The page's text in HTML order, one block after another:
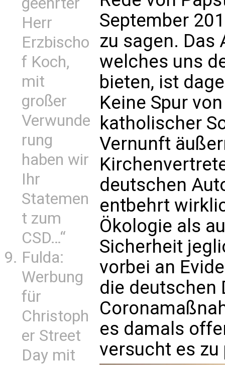
Herr
Erzbischo
f Koch,
mit
großer
Verwunde
rung
haben wir
Ihr
Statemen
t zum
CSD…“
Fulda:
Werbung
für
Christoph
er Street
Day mit
September
zu sagen. Das
welches uns
bieten, ist
Keine Spur
katholischer
Vernunft
deutschen
entbehrt
Ökologie als
Sicherheit
vorbei an
die deutschen
es damals
versucht es